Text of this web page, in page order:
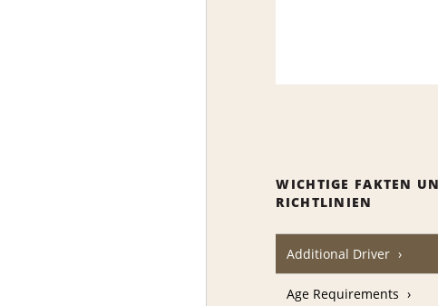
WICHTIGE FAKTEN
RICHTLINIEN
Additional Driver
Age Requirements